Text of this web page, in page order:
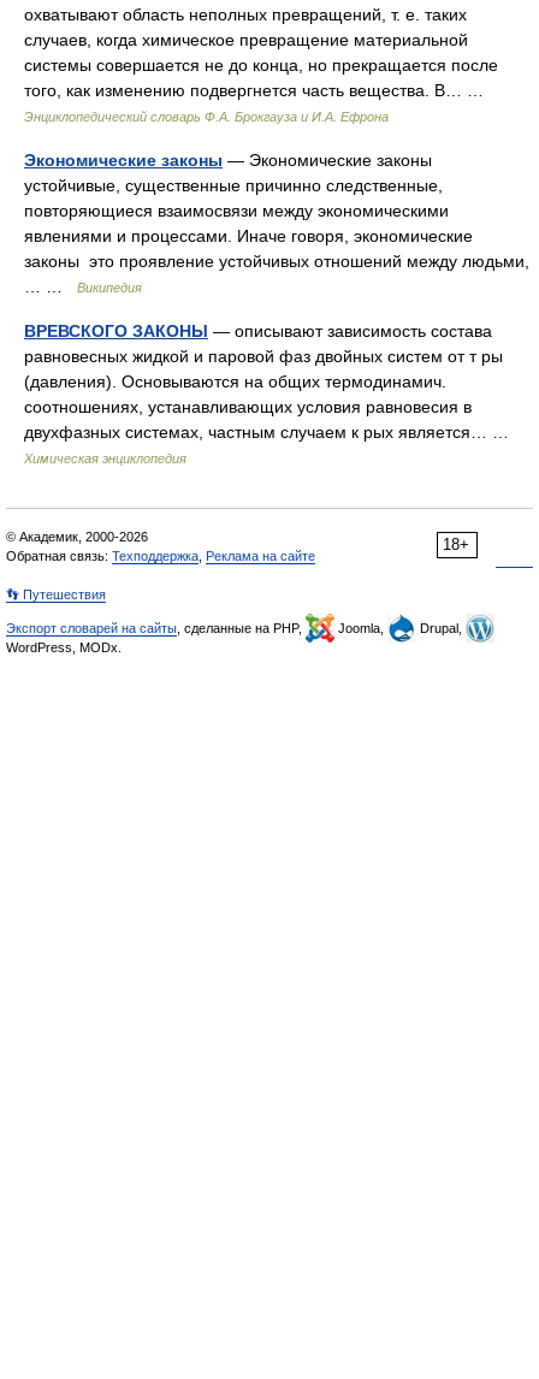
охватывают область неполных превращений, т. е. таких
случаев, когда химическое превращение материальной
системы совершается не до конца, но прекращается после
того, как изменению подвергнется часть вещества. В… …
Энциклопедический словарь Ф.А. Брокгауза и И.А. Ефрона
Экономические законы — Экономические законы
устойчивые, существенные причинно следственные,
повторяющиеся взаимосвязи между экономическими
явлениями и процессами. Иначе говоря, экономические
законы это проявление устойчивых отношений между людьми,
Википедия
ВРЕВСКОГО ЗАКОНЫ — описывают зависимость состава
равновесных жидкой и паровой фаз двойных систем от т ры
(давления). Основываются на общих термодинамич.
соотношениях, устанавливающих условия равновесия в
двухфазных системах, частным случаем к рых является… …
Химическая энциклопедия
18+
© Академик, 2000-2026
Обратная связь: Техподдержка Реклама на сайте
👣 Путешествия
Экспорт словарей на сайты , сделанные на PHP, Joomla,
Drupal,
WordPress, MODx.